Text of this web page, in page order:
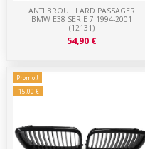
Promo !
-15,00 €
ANTI BROUILLARD PASSAGER
BMW E38 SERIE 7 1994-2001
(12131)
54,90 €